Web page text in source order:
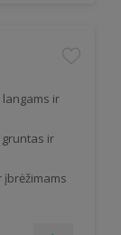
ir
ir